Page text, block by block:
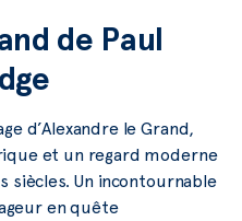
de Paul
d’Alexandre le Grand,
et un regard moderne
siècles. Un incontournable
en quête